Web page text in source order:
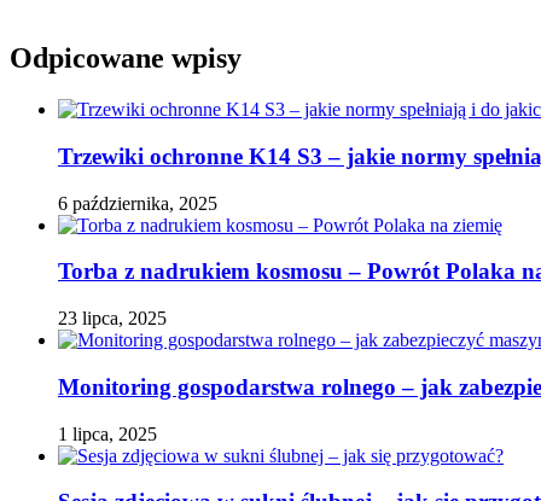
Odpicowane wpisy
Trzewiki ochronne K14 S3 – jakie normy
6 października, 2025
Torba z nadrukiem kosmosu – Powrót Polaka
23 lipca, 2025
Monitoring gospodarstwa rolnego – jak
1 lipca, 2025